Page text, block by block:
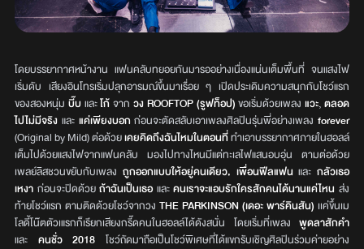
โดยบรรยากาศหน้างาน แฟนคลับทยอยกันมารออย่างเนื่องแน่นเต็มพื้นที่ จนแสงไฟ
เริ่มดับ เสียงอินโทรเริ่มปลุกอารมณ์ขึ้นมาเรื่อย ๆ เปิดประเดิมความสนุกกับโชว์แรก
ของสองหนุ่ม บี๊บ และโก้จาก วง ROOFTOP (รูฟท็อป)ขอเริ่มด้วยเพลงแวะ,ตลอด
ไปไม่มีจริง และ แค่เพียงบอก ก่อนจะตัดสลับเอาเพลงศิลปินรุ่นพี่อย่างเพลง forever
(Original by Mild) ต่อด้วยเคยคิดถึงฉันไหมในตอนที่ทำเอาบรรยากาศภายในฮอลล์
เต็มไปด้วยแสงไฟจากแฟนคลับ มองไปทางไหนมีแต่ทะเลไฟแสนอบอุ่น ตามต่อด้วย
เพลย์ลิสชวนขยับกับเพลง ถูกออกแบบให้อยู่คนเดียว, เพื่อนฟีลแฟนและ กลัวเธอ
เหงา ก่อนจะปิดด้วยถ้าฉันเป็นเธอ และคนเราจะแอบรักใครสักคนได้นานแค่ไหน ส่ง
ท้ายโชว์แรก ตามติดด้วยโชว์จากวง THE PARKINSON (เดอะ พาร์คินสัน) เเค่ขึ้นเม
โลดี้โน๊ตตัวเแรกก็เรียกเสียงกรี๊ดคนในฮอลล์ได้ดังสนั่น โดยเริ่มที่เพลง พูดลาสักคำ
และ คนชั่ว 2018 โชว์ถัดมาถือเป็นโชว์พิเศษที่ได้แขกรับเชิญศิลปินร่วมค่ายอย่าง